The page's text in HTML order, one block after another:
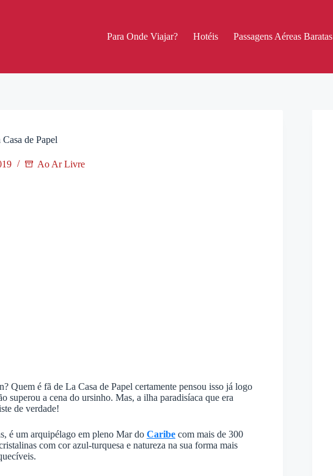
Para Onde Viajar? Hotéis Passagens Aéreas Baratas
de Papel
Ao Ar Livre
Quem é fã de La Casa de Papel certamente pensou isso já logo
superou a cena do ursinho. Mas, a ilha paradisíaca que era
de verdade!
é um arquipélago em pleno Mar do Caribe com mais de 300
com cor azul-turquesa e natureza na sua forma mais